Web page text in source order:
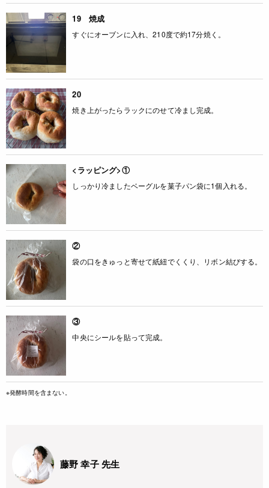
19 焼成
すぐにオーブンに入れ、210度で約17分焼く。
20
焼き上がったらラックにのせて冷まし完成。
<ラッピング>①
しっかり冷ましたベーグルを菓子パン袋に1個入れる。
②
袋の口をきゅっと寄せて紙紐でくくり、リボン結びする。
③
中央にシールを貼って完成。
※発酵時間を含まない。
藤野 幸子 先生